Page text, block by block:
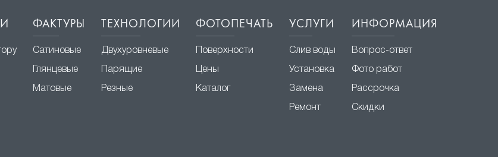
ФАКТУРЫ
Сатиновые
Глянцевые
Матовые
ТЕХНОЛОГИИ
Двухуровневые
Парящие
Резные
ФОТОПЕЧАТЬ
Поверхности
Цены
Каталог
УСЛУГИ
Слив воды
Установка
Замена
Ремонт
ИНФОРМАЦИЯ
Вопрос-ответ
Фото работ
Рассрочка
Скидки